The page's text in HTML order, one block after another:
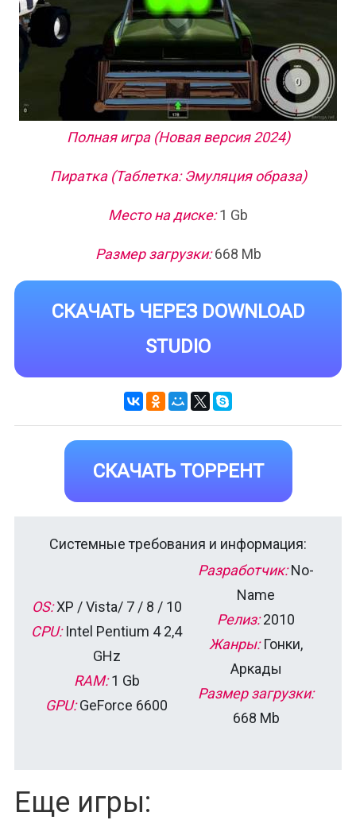
Полная игра (Новая версия 2024)
Пиратка (Таблетка: Эмуляция образа)
Место на диске:1 Gb
Размер загрузки:668 Mb
СКАЧАТЬ ЧЕРЕЗ DOWNLOAD
STUDIO
СКАЧАТЬ ТОРРЕНТ
Системные требования и информация:
OS:XP / Vista/ 7 / 8 / 10
CPU:Intel Pentium 4 2,4
GHz
RAM:1 Gb
GPU:GeForce 6600
Разработчик:No-
Name
Релиз:2010
Жанры:Гонки,
Аркады
Размер загрузки:
668 Mb
Еще игры: